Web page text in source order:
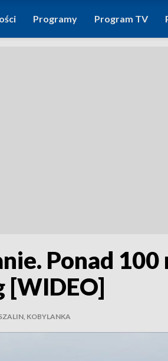
Programy Program TV
Ponad
[WIDEO]
KOBYLANKA